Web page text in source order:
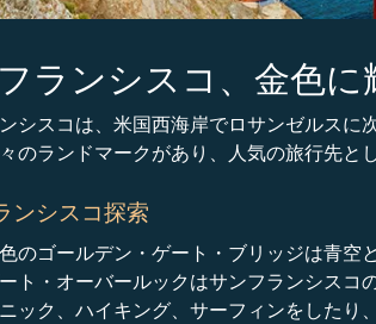
ランシスコ、金色に
シスコは、米国西海岸でロサンゼルス
のランドマークがあり、人気の旅行先と
ンシスコ探索
のゴールデン・ゲート・ブリッジは青
ト・オーバールックはサンフランシス
ック、ハイキング、サーフィンをしたり